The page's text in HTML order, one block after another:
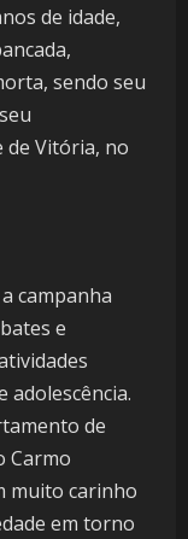
de idade,
sendo seu
de Vitória, no
campanha
e
adolescência.
de
Carmo
muito carinho
em torno